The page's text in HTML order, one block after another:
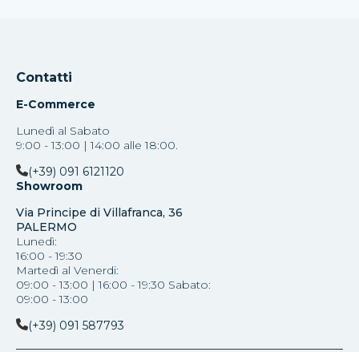
Contatti
E-Commerce
Lunedì al Sabato
9:00 - 13:00 | 14:00 alle 18:00.
(+39) 091 6121120
Showroom
Via Principe di Villafranca, 36
PALERMO
Lunedì:
16:00 - 19:30
Martedì al Venerdi:
09:00 - 13:00 | 16:00 - 19:30 Sabato:
09:00 - 13:00
(+39) 091 587793